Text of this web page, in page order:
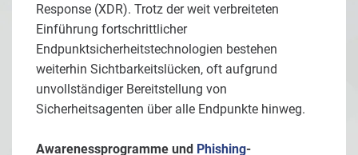
Response (XDR). Trotz der weit verbreiteten
Einführung fortschrittlicher
Endpunktsicherheitstechnologien bestehen
weiterhin Sichtbarkeitslücken, oft aufgrund
unvollständiger Bereitstellung von
Sicherheitsagenten über alle Endpunkte hinweg.
Awarenessprogramme und Phishing-